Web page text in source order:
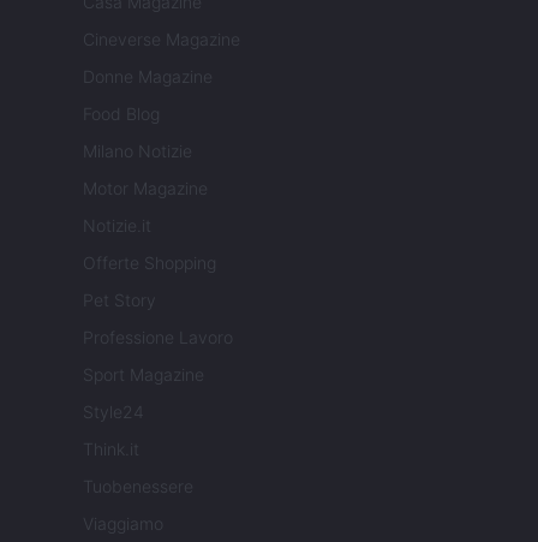
Cineverse Magazine
Donne Magazine
Food Blog
Milano Notizie
Motor Magazine
Notizie.it
Offerte Shopping
Pet Story
Professione Lavoro
Sport Magazine
Style24
Think.it
Tuobenessere
Viaggiamo